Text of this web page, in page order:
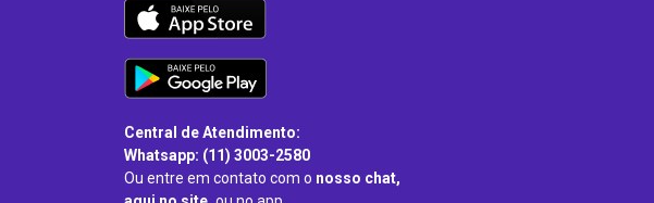
Central de Atendimento:
Whatsapp: (11) 3003-2580
Ou entre em contato com o nosso chat,